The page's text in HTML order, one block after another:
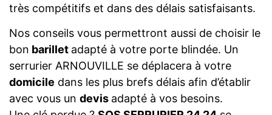
très compétitifs et dans des délais satisfaisants.
Nos conseils vous permettront aussi de choisir le
bon barillet adapté à votre porte blindée. Un
serrurier ARNOUVILLE se déplacera à votre
domicile dans les plus brefs délais afin d’établir
avec vous un devis adapté à vos besoins.